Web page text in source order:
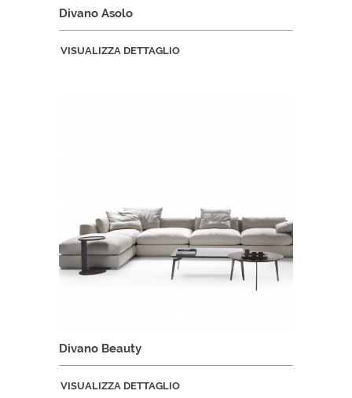
Divano Asolo
VISUALIZZA DETTAGLIO
Divano Beauty
VISUALIZZA DETTAGLIO